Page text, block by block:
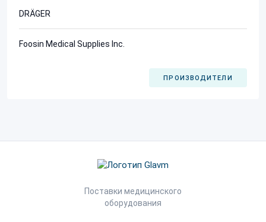
DRÄGER
Foosin Medical Supplies Inc.
ПРОИЗВОДИТЕЛИ
Поставки медицинского
оборудования